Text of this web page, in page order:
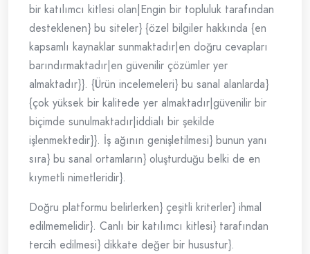
bir katılımcı kitlesi olan|Engin bir topluluk tarafından
desteklenen} bu siteler} {özel bilgiler hakkında {en
kapsamlı kaynaklar sunmaktadır|en doğru cevapları
barındırmaktadır|en güvenilir çözümler yer
almaktadır}}. {Ürün incelemeleri} bu sanal alanlarda}
{çok yüksek bir kalitede yer almaktadır|güvenilir bir
biçimde sunulmaktadır|iddialı bir şekilde
işlenmektedir}}. İş ağının genişletilmesi} bunun yanı
sıra} bu sanal ortamların} oluşturduğu belki de en
kıymetli nimetleridir}.
Doğru platformu belirlerken} çeşitli kriterler} ihmal
edilmemelidir}. Canlı bir katılımcı kitlesi} tarafından
tercih edilmesi} dikkate değer bir husustur}.